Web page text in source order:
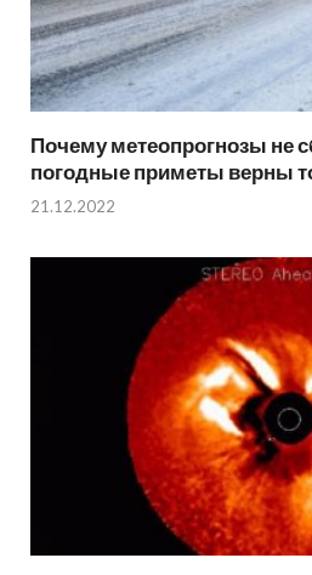
Почему метеопрогнозы не
погодные приметы верны
21.12.2022